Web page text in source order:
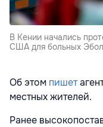
В Кении начались
США для больных
Об этом пишет
местных жителей.
Ранее